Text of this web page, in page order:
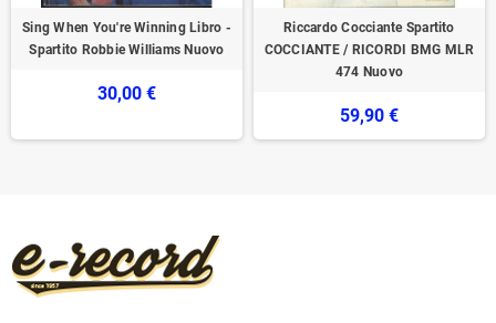
Sing When You're Winning Libro -
Spartito Robbie Williams Nuovo
30,00 €
Riccardo Cocciante Spartito
COCCIANTE / RICORDI BMG MLR
474 Nuovo
59,90 €